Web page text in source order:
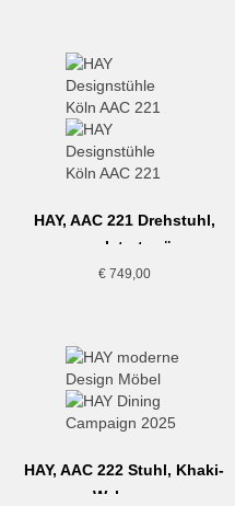
HAY, AAC 221 Drehstuhl,
gepolstert grün
€749,00
HAY, AAC 222 Stuhl, Khaki-
Walnuss